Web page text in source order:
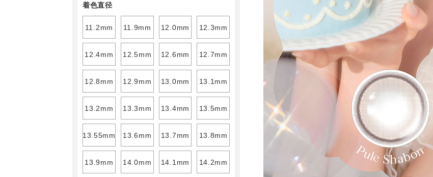
着色直径
11.2mm 11.9mm 12.0mm 12.3mm
12.4mm 12.5mm 12.6mm 12.7mm
12.8mm 12.9mm 13.0mm 13.1mm
13.2mm 13.3mm 13.4mm 13.5mm
13.55mm 13.6mm 13.7mm 13.8mm
13.9mm 14.0mm 14.1mm 14.2mm